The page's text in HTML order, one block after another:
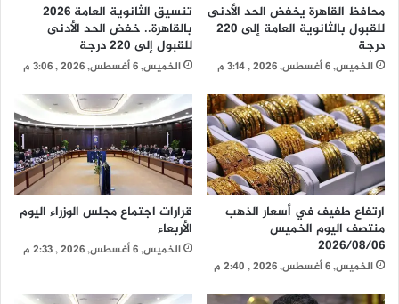
محافظ القاهرة يخفض الحد الأدنى
للقبول بالثانوية العامة إلى 220
درجة
الخميس, 6 أغسطس, 2026 , 3:14 م
تنسيق الثانوية العامة 2026
بالقاهرة.. خفض الحد الأدنى
للقبول إلى 220 درجة
الخميس, 6 أغسطس, 2026 , 3:06 م
ارتفاع طفيف في أسعار الذهب
منتصف اليوم الخميس
2026/08/06
الخميس, 6 أغسطس, 2026 , 2:40 م
قرارات اجتماع مجلس الوزراء اليوم
الأربعاء
الخميس, 6 أغسطس, 2026 , 2:33 م